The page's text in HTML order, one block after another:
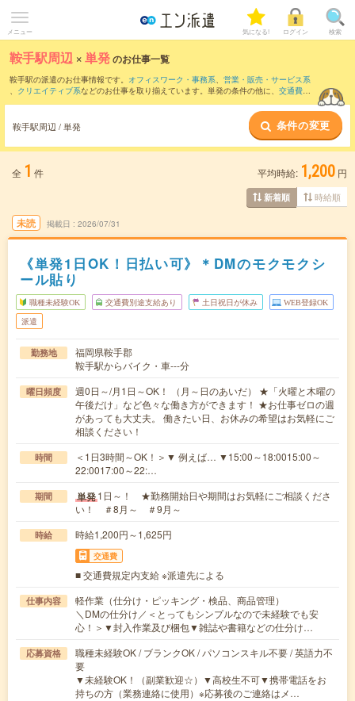
メニュー 気になる! ログイン 検索
鞍手駅周辺 ×単発のお仕事一覧
鞍手駅の派遣のお仕事情報です。 オフィスワーク・事務系、 営業・販売・サービス系
、 クリエイティブ系などのお仕事を取り揃えています。単発の条件の他に、 交通費別
鞍手駅周辺 / 単発 条件の変更
全 1 件 平均時給: 1,200 円
新着順 時給順
未読 掲載日 2026/07/31
《単発1日OK！日払い可》＊DMのモクモクシ
ール貼り
職種未経験OK 交通費別途支給あり 土日祝日が休み WEB登録OK
派遣
勤務地
福岡県鞍手郡
鞍手駅からバイク・車---分
曜日頻度
週0日～/月1日～OK！ （月～日のあいだ） ★「火曜と木曜の
午後だけ」など色々な働き方ができます！ ★お仕事ゼロの週
があっても大丈夫。 働きたい日、お休みの希望はお気軽にご
相談ください！
時間
＜1日3時間～OK！＞▼ 例えば… ▼15:00～18:0015:00～
22:0017:00～22:…
期間 単発1日～！ ★勤務開始日や期間はお気軽にご相談くださ
い！ ＃8月～ ＃9月～
時給 時給1,200円～1,625円
交通費
■ 交通費規定内支給 ※派遣先による
仕事内容
軽作業（仕分け・ピッキング・検品、商品管理）
＼DMの仕分け／＜とってもシンプルなので未経験でも安
心！＞▼封入作業及び梱包▼雑誌や書籍などの仕分け…
応募資格
職種未経験OK / ブランクOK / パソコンスキル不要 / 英語力不
要
▼未経験OK！（副業歓迎☆）▼高校生不可▼携帯電話をお
持ちの方（業務連絡に使用）※応募後のご連絡はメ…